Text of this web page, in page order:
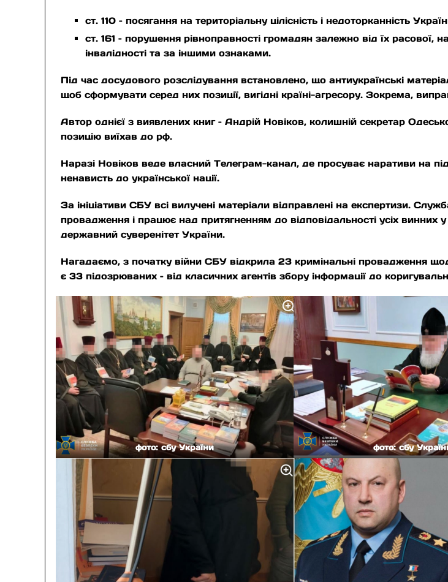
ст. 110 – посягання на територіальну цілісність і недоторканність
ст. 161 – порушення рівноправності громадян залежно від їх расової,
інвалідності та за іншими ознаками.
Під час досудового розслідування встановлено, що антиукраїнські
щоб сформувати серед них позиції, вигідні країні-агресору. Зокрема,
Автор однієї з виявлених книг – Андрій Новіков, колишній секретар
позицію виїхав до рф.
Наразі Новіков веде власний Телеграм-канал, де просуває наративи на
ненависть до української нації.
За ініціативи СБУ всі вилучені матеріали відправлені на експертизи.
провадження і працює над притягненням до відповідальності усіх винних у
державний суверенітет України.
Нагадаємо, з початку війни СБУ відкрила 23 кримінальні провадження
є 33 підозрюваних – від класичних агентів збору інформації до
фото: сбу України фото: сбу